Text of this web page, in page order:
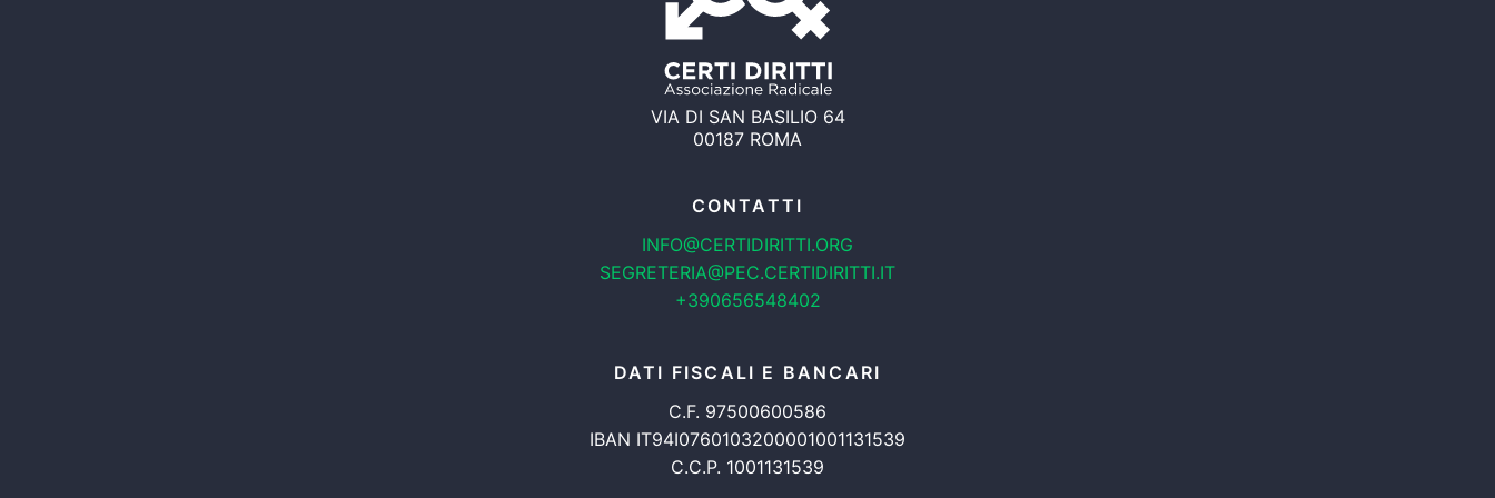
VIA DI SAN BASILIO 64
00187 ROMA
CONTATTI
INFO@CERTIDIRITTI.ORG
SEGRETERIA@PEC.CERTIDIRITTI.IT
+390656548402
DATI FISCALI E BANCARI
C.F. 97500600586
IBAN IT94I0760103200001001131539
C.C.P. 1001131539